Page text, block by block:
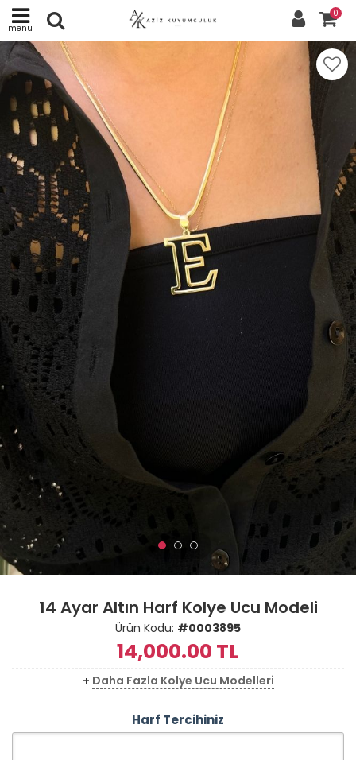
menü
0
14 Ayar Altın Harf Kolye Ucu Modeli
Ürün Kodu: #0003895
14,000.00 TL
+ Daha Fazla Kolye Ucu Modelleri
Harf Tercihiniz